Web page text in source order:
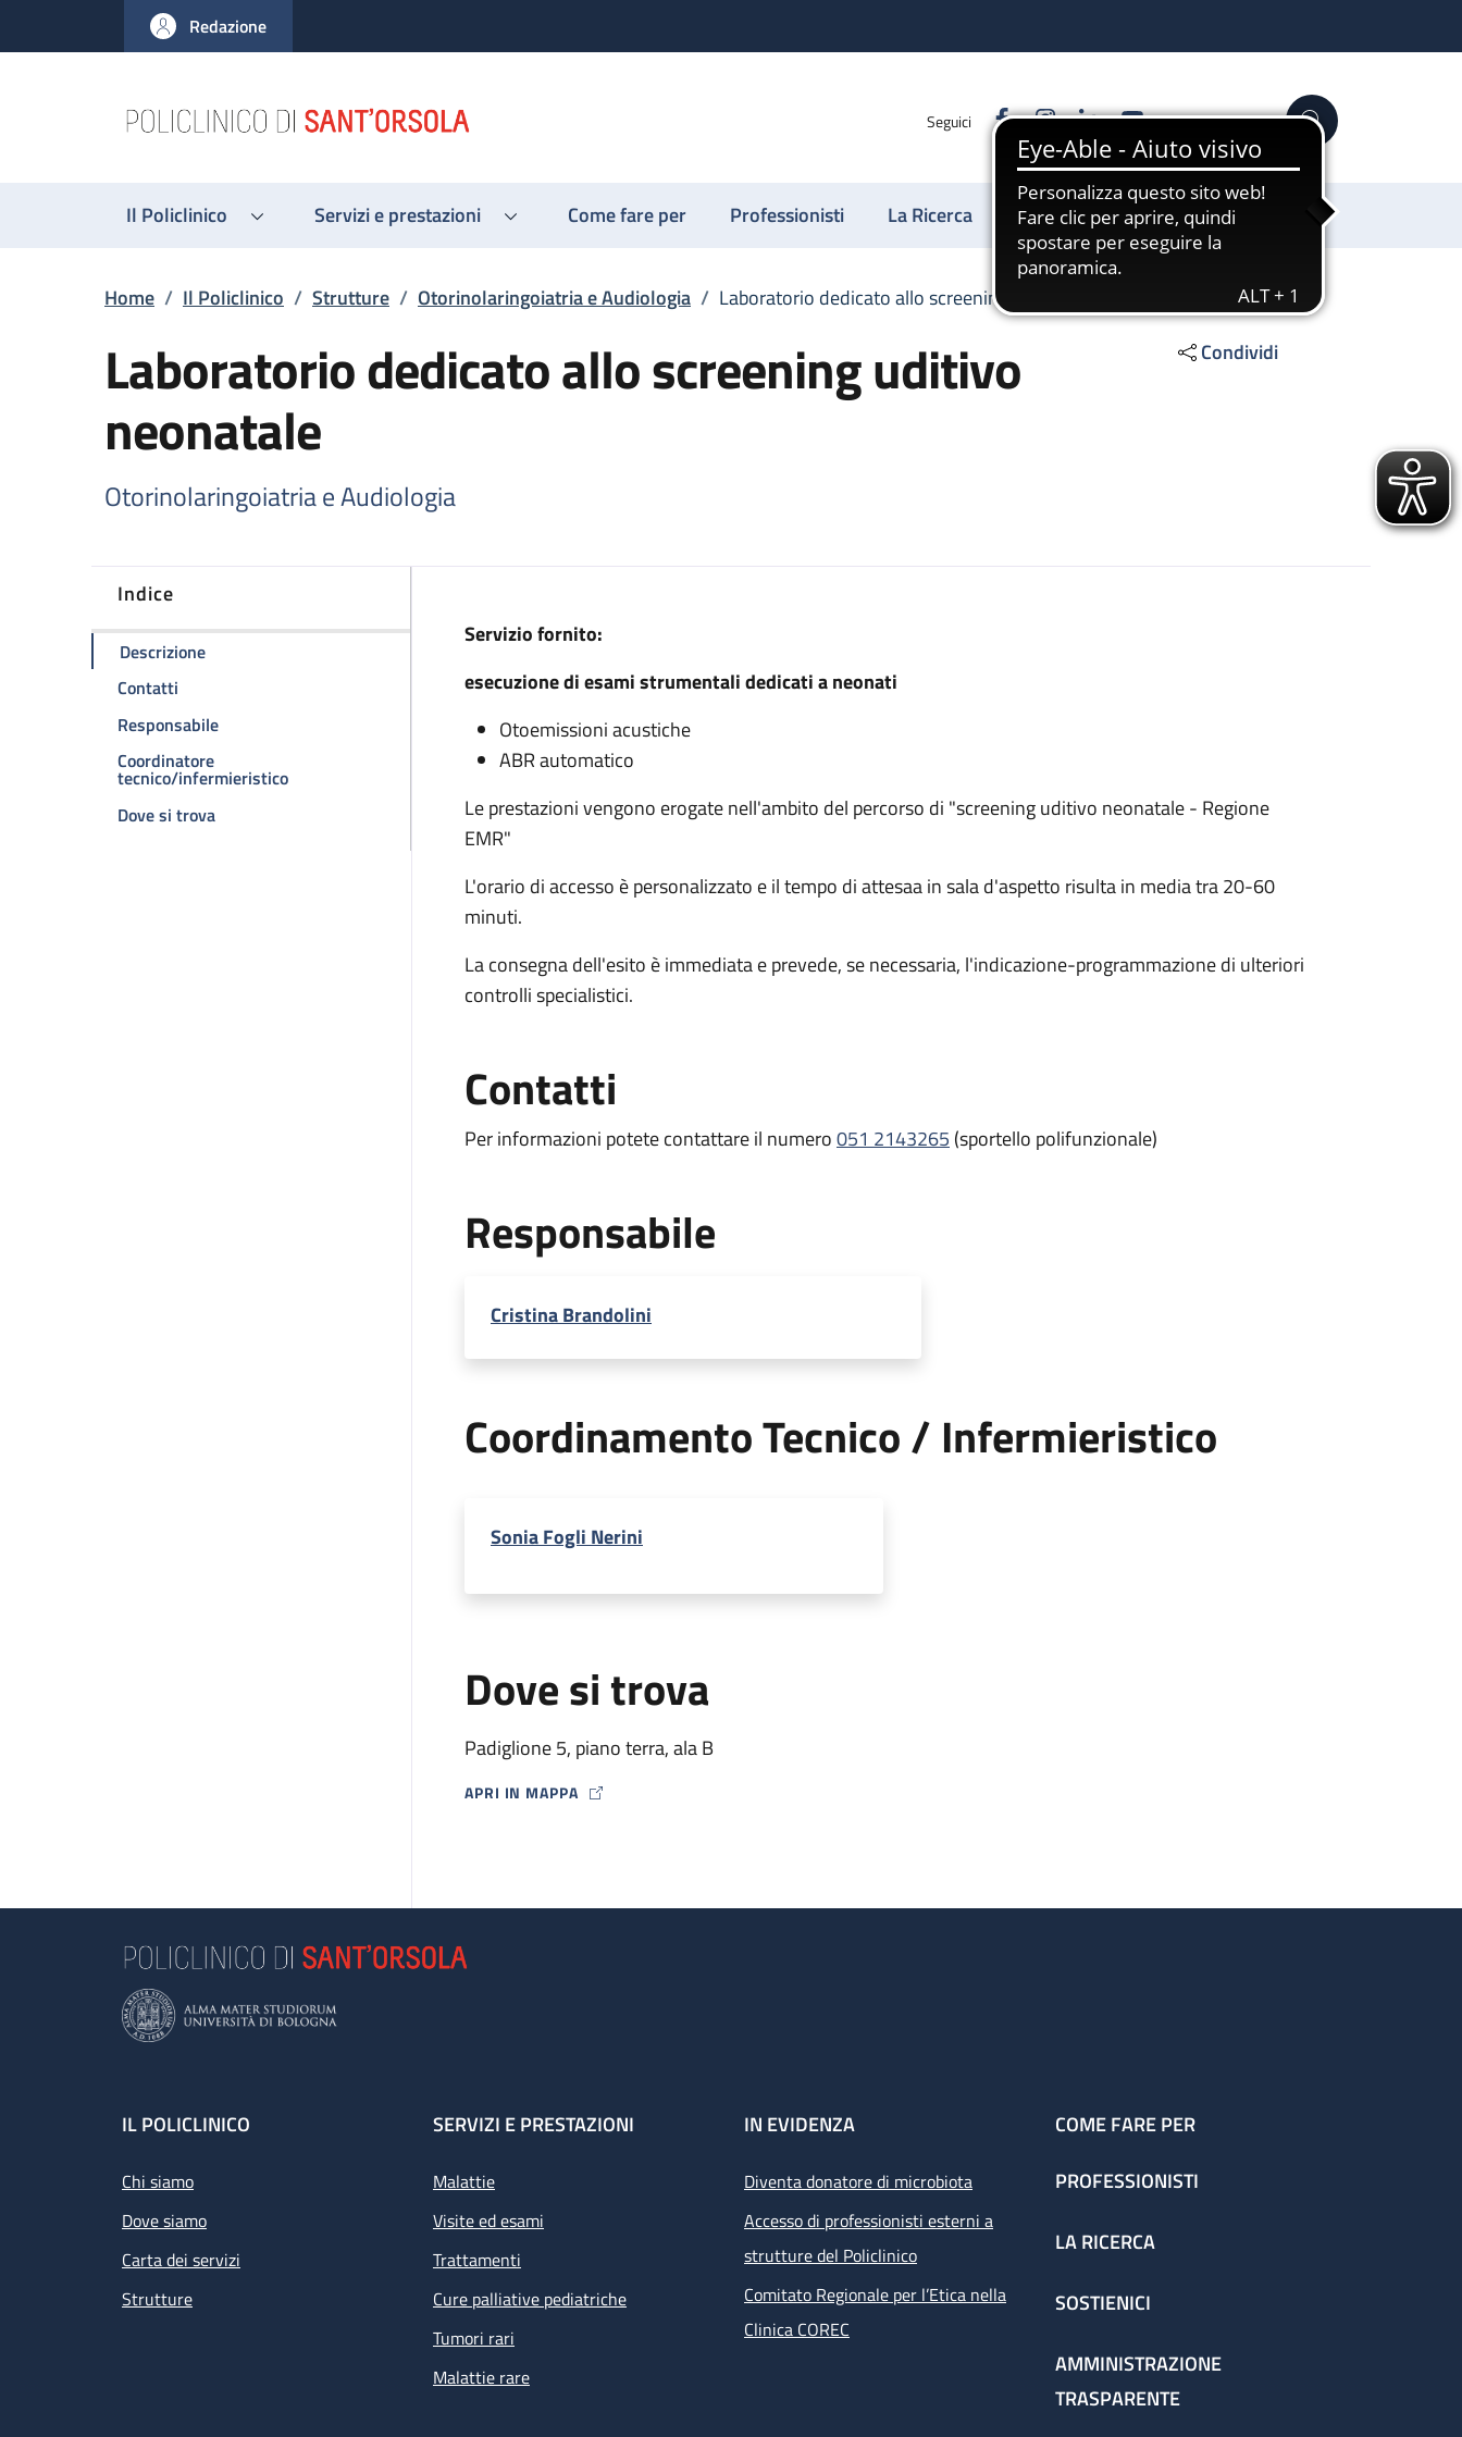
al contenuto principale
to footer content
Redazione
Seguici FacebookInstagram
LinkedinYouTube Cerca
Il Policlinico Servizi e prestazioni Come fare per Professionisti La Ricerca Sostienici
Briciole di pane
Home / Il Policlinico / Strutture / Otorinolaringoiatria e Audiologia / Laboratorio dedicato allo screening uditivo neonatale
Laboratorio dedicato allo screening uditivo
neonatale
Otorinolaringoiatria e Audiologia
Condividi
Indice
Descrizionedella pagina Laboratorio dedicato allo screening uditivo neonatale
Contatti della pagina Laboratorio dedicato allo screening uditivo neonatale
Responsabiledella pagina Laboratorio dedicato allo screening uditivo neonatale
Coordinatore
tecnico/infermieristicodella pagina Laboratorio dedicato allo screening uditivo neonatale
Dove si trovadella pagina Laboratorio dedicato allo screening uditivo neonatale
Descrizione
Servizio fornito:
esecuzione di esami strumentali dedicati a neonati
Otoemissioni acustiche
ABR automatico
Le prestazioni vengono erogate nell'ambito del percorso di "screening uditivo neonatale - Regione
EMR"
L'orario di accesso è personalizzato e il tempo di attesaa in sala d'aspetto risulta in media tra 20-60
minuti.
La consegna dell'esito è immediata e prevede, se necessaria, l'indicazione-programmazione di ulteriori
controlli specialistici.
Contatti
Per informazioni potete contattare il numero051 2143265 (sportello polifunzionale)
Responsabile
Cristina Brandolini
Coordinamento Tecnico / Infermieristico
Sonia Fogli Nerini
Dove si trova
Padiglione 5, piano terra, ala B
APRI IN MAPPA
MAP ICON
Footer
IL POLICLINICO
Chi siamo
Dove siamo
Carta dei servizi
Strutture
SERVIZI E PRESTAZIONI
Malattie
Visite ed esami
Trattamenti
Cure palliative pediatriche
Tumori rari
Malattie rare
IN EVIDENZA
Diventa donatore di microbiota
Accesso di professionisti esterni a
strutture del Policlinico
Comitato Regionale per l’Etica nella
Clinica COREC
COME FARE PER
PROFESSIONISTI
LA RICERCA
SOSTIENICI
AMMINISTRAZIONE
TRASPARENTE